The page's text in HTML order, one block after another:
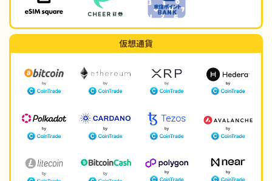
仮想通貨